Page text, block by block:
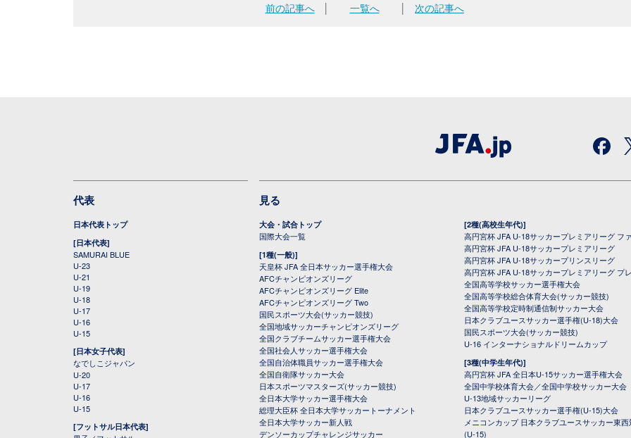
前の記事へ│ 一覧へ 次の記事へ
代表
日本代表トップ
[日本代表]
SAMURAI BLUE
U-23
U-21
U-19
U-18
U-17
U-16
U-15
[日本女子代表]
なでしこジャパン
U-20
U-17
U-16
U-15
[フットサル日本代表]
見る
大会・試合トップ
国際大会一覧
[1種(一般)]
天皇杯 JFA 全日本サッカー選手権大会
AFCチャンピオンズリーグ
AFCチャンピオンズリーグ Elite
AFCチャンピオンズリーグ Two
国民スポーツ大会(サッカー競技)
全国地域サッカーチャンピオンズリーグ
全国クラブチームサッカー選手権大会
全国社会人サッカー選手権大会
全国自治体職員サッカー選手権大会
全国自衛隊サッカー大会
日本スポーツマスターズ(サッカー競技)
全日本大学サッカー選手権大会
総理大臣杯 全日本大学サッカートーナメント
全日本大学サッカー新人戦
デンソーカップチャレンジサッカー
[2種(高校生年代)]
高円宮杯 JFA U-18サッカープレミアリーグ フ
高円宮杯 JFA U-18サッカープレミアリーグ
高円宮杯 JFA U-18サッカープリンスリーグ
高円宮杯 JFA U-18サッカープレミアリーグ プ
全国高等学校サッカー選手権大会
全国高等学校総合体育大会(サッカー競技)
全国高等学校定時制通信制サッカー大会
日本クラブユースサッカー選手権(U-18)大会
国民スポーツ大会(サッカー競技)
U-16 インターナショナルドリームカップ
[3種(中学生年代)]
高円宮杯 JFA 全日本U-15サッカー選手権大会
全国中学校体育大会／全国中学校サッカー大会
U-13地域サッカーリーグ
日本クラブユースサッカー選手権(U-15)大会
メニコンカップ 日本クラブユースサッカー東
(U-15)